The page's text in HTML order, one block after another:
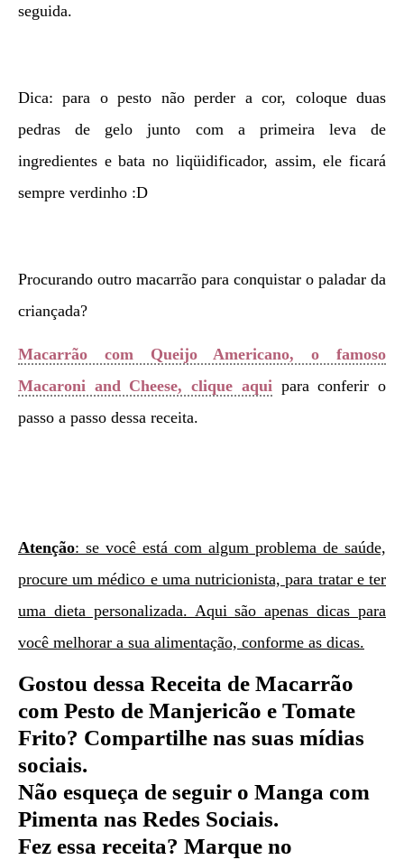
seguida.
Dica: para o pesto não perder a cor, coloque duas
pedras de gelo junto com a primeira leva de
ingredientes e bata no liqüidificador, assim, ele ficará
sempre verdinho :D
Procurando outro macarrão para conquistar o paladar da
criançada?
Macarrão com Queijo Americano, o famoso
Macaroni and Cheese, clique aquipara conferir o
passo a passo dessa receita.
Atenção: se você está com algum problema de saúde,
procure um médico e uma nutricionista, para tratar e ter
uma dieta personalizada. Aqui são apenas dicas para
você melhorar a sua alimentação, conforme as dicas.
Gostou dessa Receita de Macarrão
com Pesto de Manjericão e Tomate
Frito? Compartilhe nas suas mídias
sociais.
Não esqueça de seguir o Manga com
Pimenta nas Redes Sociais.
Fez essa receita? Marque no